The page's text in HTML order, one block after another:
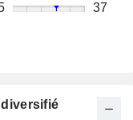
37